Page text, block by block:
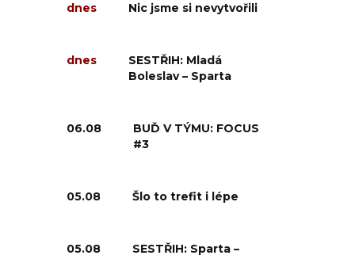
dnes Nic jsme si nevytvořili
dnes
SESTŘIH: Mladá
Boleslav – Sparta
06.08
BUĎ V TÝMU: FOCUS
#3
05.08 Šlo to trefit i lépe
05.08
SESTŘIH: Sparta –